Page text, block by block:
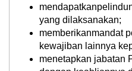
yang dilaksanakan;
memberikanmandat
kewajiban lainnya
menetapkan jabatan